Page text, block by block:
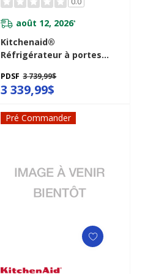
août 12, 2026*
Kitchenaid®
Réfrigérateur à portes
de comptoir et
distributeur intérieur de
KRFC136TPS
PDSF 3 739,99$
3 339,99$
Pré Commander